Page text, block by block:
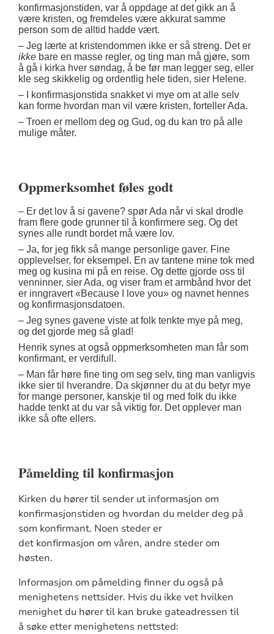
konfirmasjonstiden, var å oppdage at det gikk an å
være kristen, og fremdeles være akkurat samme
person som de alltid hadde vært.
– Jeg lærte at kristendommen ikke er så streng. Det er
ikkebare en masse regler, og ting man må gjøre, som
å gå i kirka hver søndag, å be før man legger seg, eller
kle seg skikkelig og ordentlig hele tiden, sier Helene.
– I konfirmasjonstida snakket vi mye om at alle selv
kan forme hvordan man vil være kristen, forteller Ada.
– Troen er mellom deg og Gud, og du kan tro på alle
mulige måter.
Oppmerksomhet føles godt
– Er det lov å si gavene? spør Ada når vi skal drodle
fram flere gode grunner til å konfirmere seg. Og det
synes alle rundt bordet må være lov.
– Ja, for jeg fikk så mange personlige gaver. Fine
opplevelser, for eksempel. En av tantene mine tok med
meg og kusina mi på en reise. Og dette gjorde oss til
venninner, sier Ada, og viser fram et armbånd hvor det
er inngravert «Because I love you» og navnet hennes
og konfirmasjonsdatoen.
– Jeg synes gavene viste at folk tenkte mye på meg,
og det gjorde meg så glad!
Henrik synes at også oppmerksomheten man får som
konfirmant, er verdifull.
– Man får høre fine ting om seg selv, ting man vanligvis
ikke sier til hverandre. Da skjønner du at du betyr mye
for mange personer, kanskje til og med folk du ikke
hadde tenkt at du var så viktig for. Det opplever man
ikke så ofte ellers.
Påmelding til konfirmasjon
Kirken du hører til sender ut informasjon om
konfirmasjonstiden og hvordan du melder deg på
som konfirmant. Noen steder er
det konfirmasjon om våren, andre steder om
høsten.
Informasjon om påmelding finner du også på
menighetens nettsider. Hvis du ikke vet hvilken
menighet du hører til kan bruke gateadressen til
å søke etter menighetens nettsted: